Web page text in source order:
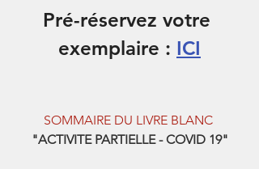
Pré-réservez votre
exemplaire : ICI
SOMMAIRE DU LIVRE BLANC
"ACTIVITE PARTIELLE - COVID 19"